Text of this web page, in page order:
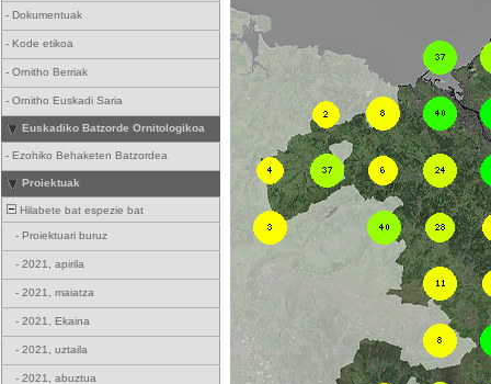
- Dokumentuak
- Kode etikoa
- Ornitho Berriak
- Ornitho Euskadi Saria
Euskadiko Batzorde Ornitologikoa
- Ezohiko Behaketen Batzordea
Proiektuak
Hilabete bat espezie bat
- Proiektuari buruz
- 2021, apirila
- 2021, maiatza
- 2021, Ekaina
- 2021, uztaila
- 2021, abuztua